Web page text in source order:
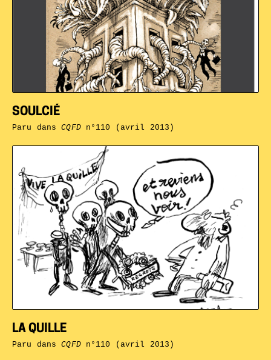
LA QUILLE
Paru dansCQFDn°110 (avril 2013)
SOULCIÉ
Paru dansCQFDn°110 (avril 2013)